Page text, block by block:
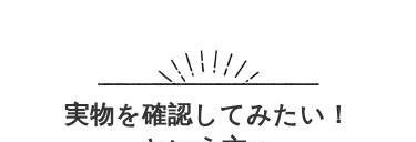
実物を確認してみたい！